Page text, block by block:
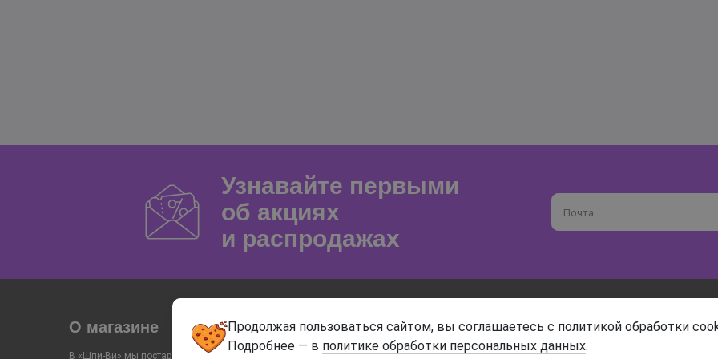
Узнавайте первыми
об акциях
и распродажах
Почта
О магазине
В «Шпи-Ви» мы постарались объединить преимущества
О магазине Доставка и оплата
Гарантия и возврат
Продолжая пользоваться сайтом, вы соглашаетесь с политикой обработки
Подробнее — в политике обработки персональных данных.